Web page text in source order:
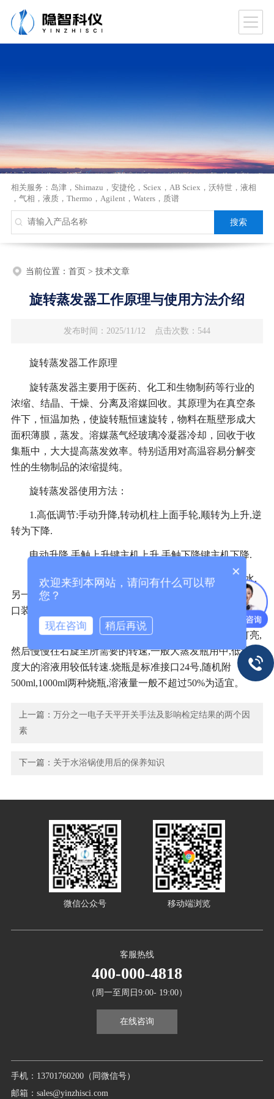
相关服务： 岛津， Shimazu ， 安捷伦， Sciex ， AB Sciex ， 沃特世， 液相
， 气相 ， 液质， Thermo ， Agilent ， Waters， 质谱
当前位置： 首页> 技术文章
旋转蒸发器工作原理与使用方法介绍
发布时间：2025/11/12 点击次数：544
旋转蒸发器工作原理
旋转蒸发器主要用于医药、化工和生物制药等行业的
浓缩、结晶、干燥、分离及溶媒回收。其原理为在真空条
件下，恒温加热，使旋转瓶恒速旋转，物料在瓶壁形成大
面积薄膜，蒸发。溶媒蒸气经玻璃冷凝器冷却，回收于收
集瓶中，大大提高蒸发效率。特别适用对高温容易分解变
性的生物制品的浓缩提纯。
旋转蒸发器使用方法：
1.高低调节:手动升降,转动机柱上面手轮,顺转为上升,逆
转为下降.
电动升降,手触上升键主机上升,手触下降键主机下降.
2.冷凝器上有两个外接头是接冷却水用的,一头接进水,
另一头接出水,一般接自来水,冷凝水温度越低效果越好.上端
口装抽真空接头,接真空泵皮管抽真空用的.
3.开机前先将调速旋钮**到*小,按下电源开关指示灯亮,
然后慢慢往右旋至所需要的转速,一般大蒸发瓶用中,低速,粘
度大的溶液用较低转速.烧瓶是标准接口24号,随机附
500ml,1000ml两种烧瓶,溶液量一般不超过50%为适宜。
上一篇：万分之一电子天平开关手法及影响检定结果的两个因
素
下一篇： 关于水浴锅使用后的保养知识
手机：13701760200（同微信号）
邮箱：sales@yinzhisci.com
客服热线
400-000-4818
（周一至周日9:00- 19:00）
在线咨询
微信公众号 移动端浏览
×
欢迎来到本网站，请问有什么可以帮
您？
现在咨询 稍后再说